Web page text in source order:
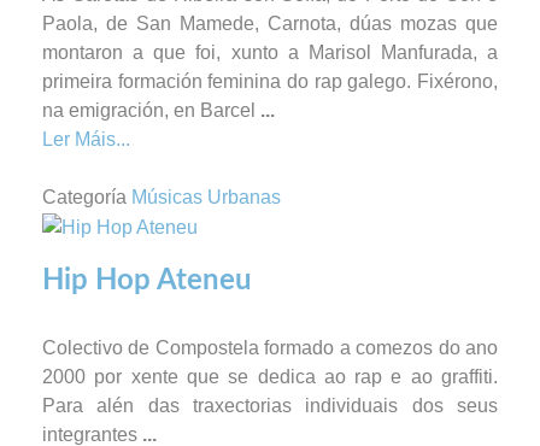
Paola, de San Mamede, Carnota, dúas mozas que
montaron a que foi, xunto a Marisol Manfurada, a
primeira formación feminina do rap galego. Fixérono,
na emigración, en Barcel ...
Ler Máis...
Categoría Músicas Urbanas
Hip Hop Ateneu
Colectivo de Compostela formado a comezos do ano
2000 por xente que se dedica ao rap e ao graffiti.
Para alén das traxectorias individuais dos seus
integrantes ...